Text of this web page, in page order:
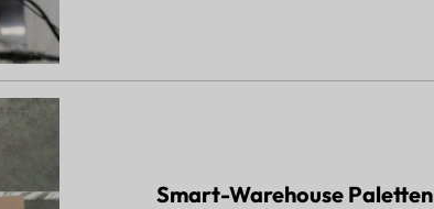
Smart-Warehouse